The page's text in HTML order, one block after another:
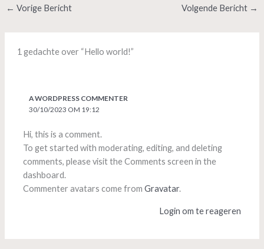
← Vorige Bericht Volgende Bericht →
1 gedachte over “Hello world!”
A WORDPRESS COMMENTER
30/10/2023 OM 19:12
Hi, this is a comment.
To get started with moderating, editing, and deleting
comments, please visit the Comments screen in the
dashboard.
Commenter avatars come fromGravatar.
Login om te reageren